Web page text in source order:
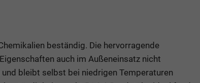
beständig. Die hervorragende
auch im Außeneinsatz nicht
bleibt selbst bei niedrigen Temperaturen